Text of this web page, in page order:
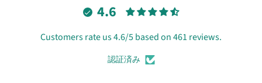
4.6
Customers rate us 4.6/5 based on 461 reviews.
認証済み